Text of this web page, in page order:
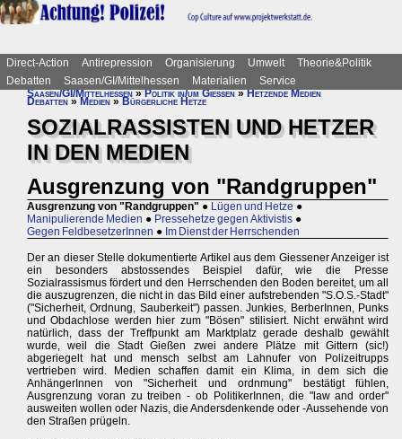
Direct-Action Antirepression Organisierung Umwelt
Theorie&Politik
Debatten
Saasen/GI/Mittelhessen Materialien
Service
Saasen/GI/Mittelhessen»Politik in/um Gießen»Hetzende Medien
Debatten » Medien » Bürgerliche Hetze
SOZIALRASSISTEN UND HETZER
IN DEN MEDIEN
Ausgrenzung von "Randgruppen"
Ausgrenzung von "Randgruppen" ● Lügen und Hetze ●
Manipulierende Medien ● Pressehetze gegen Aktivistis ●
Gegen FeldbesetzerInnen ● Im Dienst der Herrschenden
Der an dieser Stelle dokumentierte Artikel aus dem Giessener Anzeiger ist
ein besonders abstossendes Beispiel dafür, wie die Presse
Sozialrassismus fördert und den Herrschenden den Boden bereitet, um all
die auszugrenzen, die nicht in das Bild einer aufstrebenden "S.O.S.-Stadt"
("Sicherheit, Ordnung, Sauberkeit") passen. Junkies, BerberInnen, Punks
und Obdachlose werden hier zum "Bösen" stilisiert. Nicht erwähnt wird
natürlich, dass der Treffpunkt am Marktplatz gerade deshalb gewählt
wurde, weil die Stadt Gießen zwei andere Plätze mit Gittern (sic!)
abgeriegelt hat und mensch selbst am Lahnufer von Polizeitrupps
vertrieben wird. Medien schaffen damit ein Klima, in dem sich die
AnhängerInnen von "Sicherheit und ordnmung" bestätigt fühlen,
Ausgrenzung voran zu treiben - ob PolitikerInnen, die "law and order"
ausweiten wollen oder Nazis, die Andersdenkende oder -Aussehende von
den Straßen prügeln.